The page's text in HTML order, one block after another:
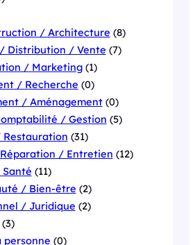
/ Architecture (8)
Distribution / Vente (7)
/ Marketing(1)
/ Recherche (0)
/ Aménagement(0)
/ Gestion (5)
(31)
/ Entretien (12)
(11)
/ Bien-être (2)
/ Juridique (2)
personne (0)